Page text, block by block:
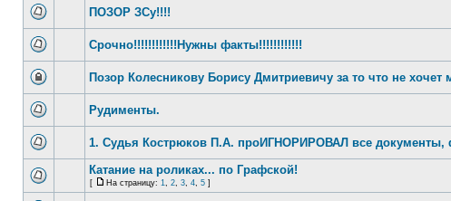
ПОЗОР ЗСу!!!!
Срочно!!!!!!!!!!!!Нужны факты!!!!!!!!!!!!
Позор Колесникову Борису Дмитриевичу за то что не хочет
Рудименты.
1. Судья Кострюков П.А. проИГНОРИРОВАЛ все документы,
Катание на роликах... по Графской!
[ На страницу: 1, 2, 3, 4, 5 ]